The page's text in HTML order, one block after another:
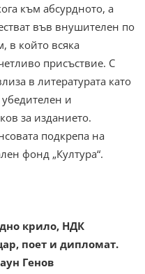
към абсурдното, а
във внушителен по
в който всяка
присъствие. С
в литературата като
и
за изданието.
подкрепа на
фонд „Култура“.
крило, НДК
поет и дипломат.
Генов